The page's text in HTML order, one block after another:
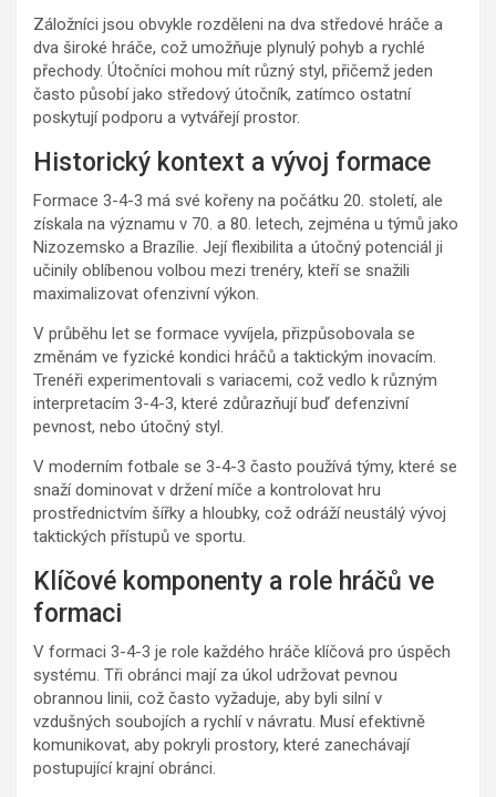
Záložníci jsou obvykle rozděleni na dva středové hráče a
dva široké hráče, což umožňuje plynulý pohyb a rychlé
přechody. Útočníci mohou mít různý styl, přičemž jeden
často působí jako středový útočník, zatímco ostatní
poskytují podporu a vytvářejí prostor.
Historický kontext a vývoj formace
Formace 3-4-3 má své kořeny na počátku 20. století, ale
získala na významu v 70. a 80. letech, zejména u týmů jako
Nizozemsko a Brazílie. Její flexibilita a útočný potenciál ji
učinily oblíbenou volbou mezi trenéry, kteří se snažili
maximalizovat ofenzivní výkon.
V průběhu let se formace vyvíjela, přizpůsobovala se
změnám ve fyzické kondici hráčů a taktickým inovacím.
Trenéři experimentovali s variacemi, což vedlo k různým
interpretacím 3-4-3, které zdůrazňují buď defenzivní
pevnost, nebo útočný styl.
V moderním fotbale se 3-4-3 často používá týmy, které se
snaží dominovat v držení míče a kontrolovat hru
prostřednictvím šířky a hloubky, což odráží neustálý vývoj
taktických přístupů ve sportu.
Klíčové komponenty a role hráčů ve
formaci
V formaci 3-4-3 je role každého hráče klíčová pro úspěch
systému. Tři obránci mají za úkol udržovat pevnou
obrannou linii, což často vyžaduje, aby byli silní v
vzdušných soubojích a rychlí v návratu. Musí efektivně
komunikovat, aby pokryli prostory, které zanechávají
postupující krajní obránci.